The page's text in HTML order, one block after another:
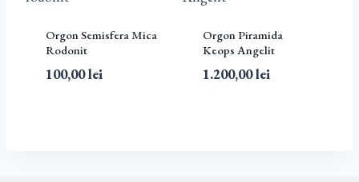
Orgon Semisfera Mica
Rodonit
100,00lei
Orgon Piramida
Keops Angelit
1.200,00lei